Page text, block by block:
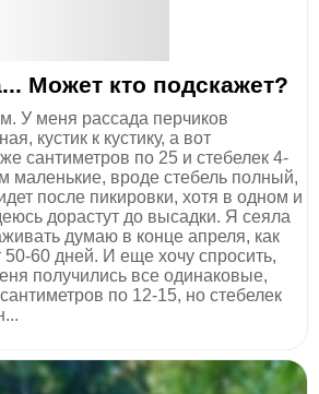
Может кто подскажет?
У меня рассада перчиков
кустик к кустику, а вот
сантиметров по 25 и стебелек 4-
маленькие, вроде стебель полный,
после пикировки, хотя в одном и
дорастут до высадки. Я сеяла
думаю в конце апреля, как
50-60 дней. И еще хочу спросить,
получились все одинаковые,
по 12-15, но стебелек